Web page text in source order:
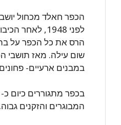
הכפר חאלד מכחול יושב
הרס את כל הכפר על
שום עילה. מאז תושבי
במבנים ארעיים-
המבוגרים והזקנים גבוה.